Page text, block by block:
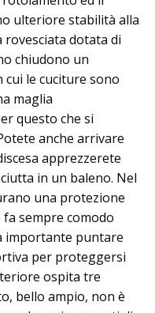
ulteriore stabilità alla
rovesciata dotata di
chiudono un
le cuciture sono
maglia
questo che si
anche arrivare
apprezzerete
in un baleno. Nel
una protezione
sempre comodo
importante puntare
per proteggersi
ospita tre
bello ampio, non è